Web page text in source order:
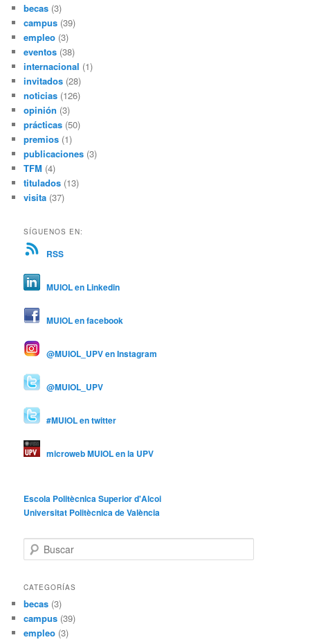
becas (3)
campus (39)
empleo (3)
eventos (38)
internacional (1)
invitados (28)
noticias (126)
opinión (3)
prácticas (50)
premios (1)
publicaciones (3)
TFM (4)
titulados (13)
visita (37)
SÍGUENOS EN:
RSS
MUIOL en Linkedin
MUIOL en facebook
@MUIOL_UPV en Instagram
@MUIOL_UPV
#MUIOL en twitter
microweb MUIOL en la UPV
Escola Politècnica Superior d'Alcoi
Universitat Politècnica de València
u
c
r
CATEGORÍAS
becas (3)
campus (39)
empleo (3)